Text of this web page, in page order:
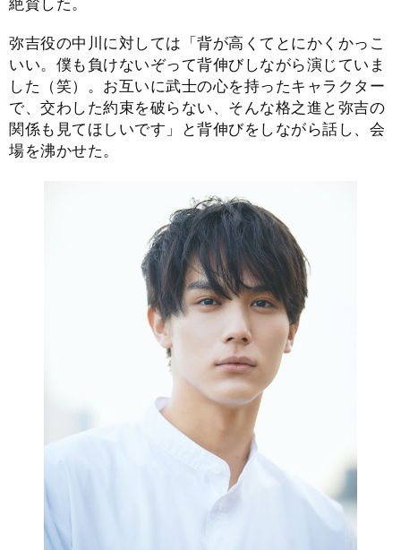
絶賛した。
弥吉役の中川に対しては「背が高くてとにかくかっこ
いい。僕も負けないぞって背伸びしながら演じていま
した（笑）。お互いに武士の心を持ったキャラクター
で、交わした約束を破らない、そんな格之進と弥吉の
関係も見てほしいです」と背伸びをしながら話し、会
場を沸かせた。